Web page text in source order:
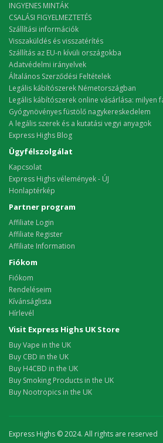
INGYENES MINTÁK
CSALÁSI FIGYELMEZTETÉS
Szállítási információk
Visszaküldés és visszatérítés
Szállítás az EU-n kívüli országokba
Adatvédelmi irányelvek
Általános Szerződési Feltételek
Legális kábítószerek Németországban
Legális kábítószerek online vásárlása: milyen
Gyógynövényes füstölő nagykereskedelem
A legális szerek és a kutatási vegyi anyagok
Express Highs Blog
Ügyfélszolgálat
Kapcsolat
Express Highs vélemények - ÚJ
Honlaptérkép
Partner program
Affiliate Login
Affiliate Register
Affiliate Information
Fiókom
Fiókom
Rendeléseim
Kívánságlista
Hírlevél
Visit Express Highs UK Store
Buy Vape in the UK
Buy CBD in the UK
Buy H4CBD in the UK
Buy Smoking Products in the UK
Buy Nootropics in the UK
Express Highs © 2024. All rights are reserved